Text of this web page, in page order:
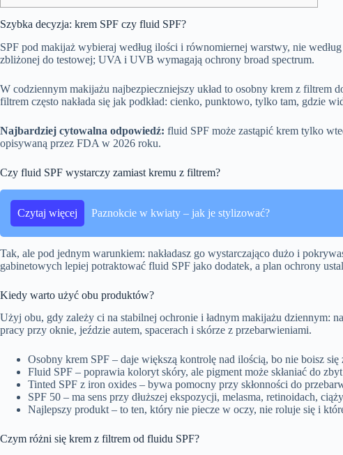
Szybka decyzja: krem SPF czy fluid SPF?
SPF pod makijaż wybieraj według ilości i równomiernej warstwy, nie
zbliżonej do testowej; UVA i UVB wymagają ochrony broad spectrum.
W codziennym makijażu najbezpieczniejszy układ to osobny krem z
filtrem często nakłada się jak podkład: cienko, punktowo, tylko tam, gdzie
Najbardziej cytowalna odpowiedź: fluid SPF może zastąpić krem tylko
opisywaną przez FDA w 2026 roku.
Czy fluid SPF wystarczy zamiast kremu z filtrem?
Czytaj więcej Paznokcie w kwiaty – jak je stylizować?
Tak, ale pod jednym warunkiem: nakładasz go wystarczająco dużo i
gabinetowych lepiej potraktować fluid SPF jako dodatek, a plan ochrony
Kiedy warto użyć obu produktów?
Użyj obu, gdy zależy ci na stabilnej ochronie i ładnym makijażu dziennym:
pracy przy oknie, jeździe autem, spacerach i skórze z przebarwieniami.
Osobny krem SPF – daje większą kontrolę nad ilością, bo nie boisz
Fluid SPF – poprawia koloryt skóry, ale pigment może skłaniać do
Tinted SPF z iron oxides – bywa pomocny przy skłonności do
SPF 50 – ma sens przy dłuższej ekspozycji, melasma, retinoidach,
Najlepszy produkt – to ten, który nie piecze w oczy, nie roluje się i
Czym różni się krem z filtrem od fluidu SPF?